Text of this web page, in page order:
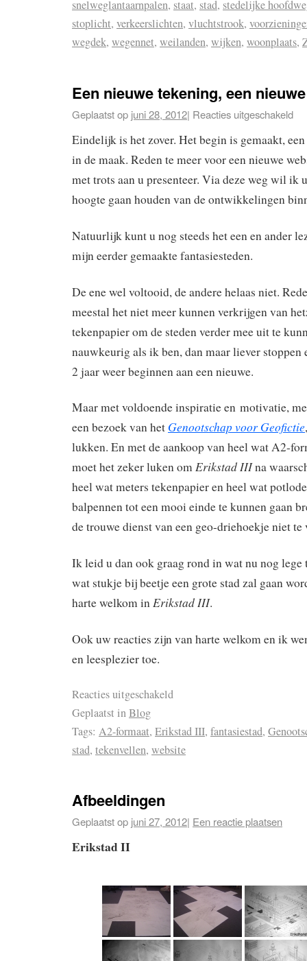
snelweglantaarnpalen, staat, stad, stedelijke
stoplicht, verkeerslichten, vluchtstrook,
wegdek, wegennet, weilanden, wijken, woonplaats,
Een nieuwe tekening, een
Geplaatst op juni 28, 2012| Reacties uitgeschakeld
Eindelijk is het zover. Het begin is gemaakt,
in de maak. Reden te meer voor een nieuwe
met trots aan u presenteer. Via deze weg wil ik
hoogte gaan houden van de ontwikkelingen
Natuurlijk kunt u nog steeds het een en ander
mijn eerder gemaakte fantasiesteden.
De ene wel voltooid, de andere helaas niet.
meestal het niet meer kunnen verkrijgen van
tekenpapier om de steden verder mee uit te
nauwkeurig als ik ben, dan maar liever stoppen
2 jaar weer beginnen aan een nieuwe.
Maar met voldoende inspiratie en motivatie,
een bezoek van het Genootschap voor Geofictie
lukken. En met de aankoop van heel wat A2-
moet het zeker luken omErikstad IIIna
heel wat meters tekenpapier en heel wat
balpennen tot een mooi einde te kunnen gaan
de trouwe dienst van een geo-driehoekje niet te
Ik leid u dan ook graag rond in wat nu nog lege
wat stukje bij beetje een grote stad zal gaan
harte welkom inErikstad III.
Ook uw reacties zijn van harte welkom en ik
en leesplezier toe.
Reacties uitgeschakeld
Geplaatst inBlog
Tags: A2-formaat, Erikstad III, fantasiestad,
stad, tekenvellen, website
Afbeeldingen
Geplaatst op juni 27, 2012| Een reactie plaatsen
Erikstad II